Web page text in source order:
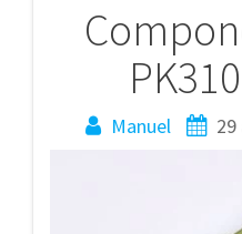
Manuel 29
Navegación
entradas